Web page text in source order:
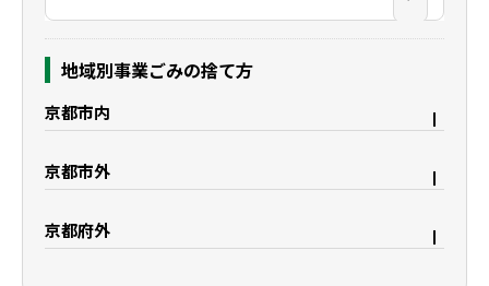
地域別事業ごみの捨て方
京都市内
京都市中京区
京都市下京区
京都市西京区
京都市山科区
京都市南区
京都市外
八幡市
城陽市
京都府外